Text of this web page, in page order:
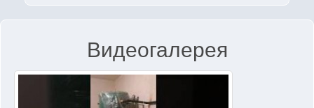
Видеогалерея